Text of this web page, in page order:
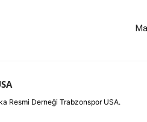
Resmi Derneği Trabzonspor USA.